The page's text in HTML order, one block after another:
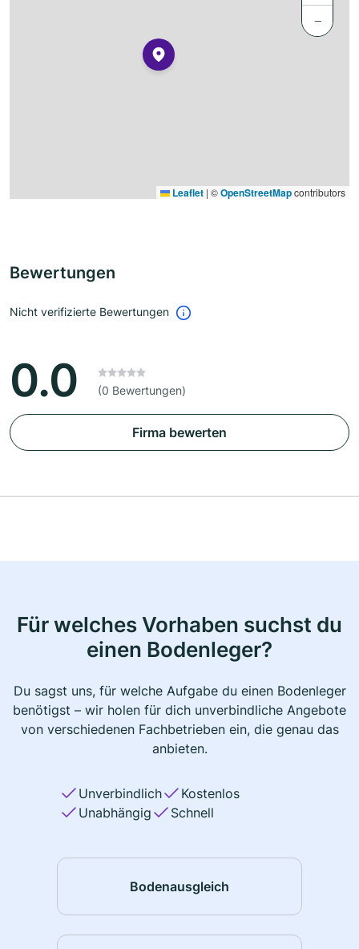
−
Leaflet | ©OpenStreetMapcontributors
Bewertungen
Nicht verifizierte Bewertungen
0.0 (0 Bewertungen)
Firma bewerten
Für welches Vorhaben suchst du
einen Bodenleger?
Du sagst uns, für welche Aufgabe du einen Bodenleger
benötigst – wir holen für dich unverbindliche Angebote
von verschiedenen Fachbetrieben ein, die genau das
anbieten.
Unverbindlich
Kostenlos
Unabhängig
Schnell
Bodenausgleich